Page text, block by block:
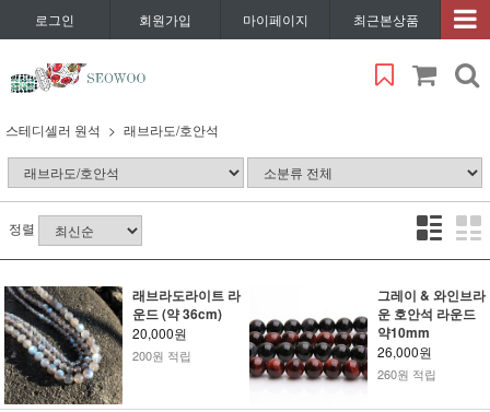
로그인 회원가입 마이페이지 최근본상품
스테디셀러 원석 래브라도/호안석
정렬
래브라도라이트 라
운드 (약 36cm)
20,000원
200원 적립
그레이 & 와인브라
운 호안석 라운드
약10mm
26,000원
260원 적립